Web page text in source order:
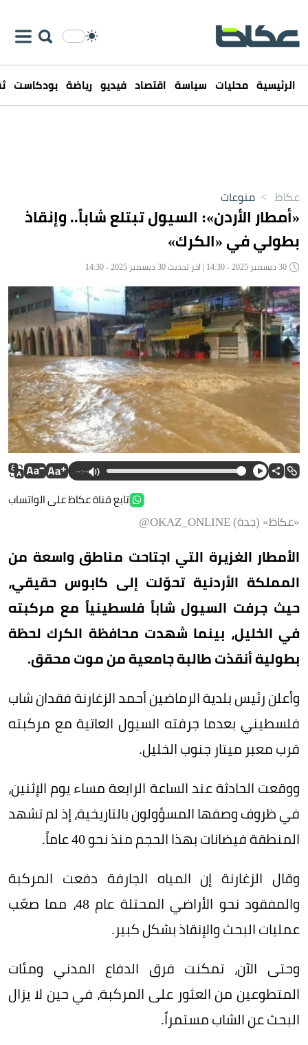
الرئيسية محليات سياسة اقتصاد فيديو رياضة بودكاست
عكاظ > منوعات
«أمطار الأردن»: السيول تبتلع شاباً.. وإنقاذ
بطولي في «الكرك»
--:--
تابع قناة عكاظ على الواتساب
«عكاظ» (جدة) OKAZ_ONLINE@
الأمطار الغزيرة التي اجتاحت مناطق واسعة من
المملكة الأردنية تحوّلت إلى كابوس حقيقي،
حيث جرفت السيول شاباً فلسطينياً مع مركبته
في الخليل، بينما شهدت محافظة الكرك لحظة
بطولية أنقذت طالبة جامعية من موت محقق.
وأعلن رئيس بلدية الرماضين أحمد الزغارنة فقدان شاب
فلسطيني بعدما جرفته السيول العاتية مع مركبته
قرب معبر ميتار جنوب الخليل.
ووقعت الحادثة عند الساعة الرابعة مساء يوم الإثنين،
في ظروف وصفها المسؤولون بالتاريخية، إذ لم تشهد
المنطقة فيضانات بهذا الحجم منذ نحو 40 عاماً.
وقال الزغارنة إن المياه الجارفة دفعت المركبة
والمفقود نحو الأراضي المحتلة عام 48، مما صعّب
عمليات البحث والإنقاذ بشكل كبير.
وحتى الآن، تمكنت فرق الدفاع المدني ومئات
المتطوعين من العثور على المركبة، في حين لا يزال
البحث عن الشاب مستمراً.